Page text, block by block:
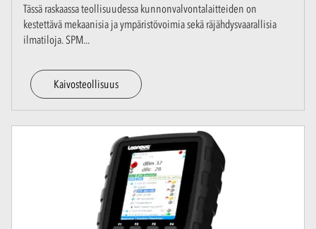
Tässä raskaassa teollisuudessa kunnonvalvontalaitteiden on
kestettävä mekaanisia ja ympäristövoimia sekä räjähdysvaarallisia
ilmatiloja. SPM...
Kaivosteollisuus